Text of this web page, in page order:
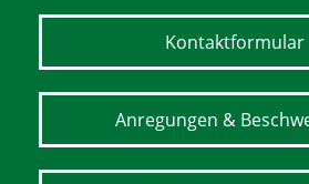
Kontaktformular
Anregungen &